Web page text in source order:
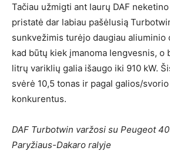
Tačiau užmigti ant laurų DAF
pristatė dar labiau pašėlusią
sunkvežimis turėjo daugiau aliuminio
kad būtų kiek įmanoma lengvesnis, o
litrų variklių galia išaugo iki 910 kW.
svėrė 10,5 tonas ir pagal galios/
konkurentus.
DAF Turbotwin varžosi su Peugeot
Paryžiaus-Dakaro ralyje